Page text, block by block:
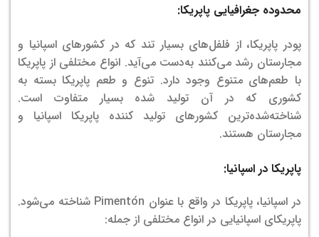
محدوده جغرافیایی پاپریکا:
پودر پاپریکا، از فلفل‌های بسیار تند که در کشورهای اسپانیا و
مجارستان رشد می‌کنند به‌دست می‌آید. انواع مختلفی از پاپریکا
با طعم‌های متنوع وجود دارد. تنوع و طعم پاپریکا بسته به
کشوری که در آن تولید شده بسیار متفاوت است.
شناخته‌شده‌ترین کشورهای تولید کننده پاپریکا اسپانیا و
مجارستان هستند.
پاپریکا در اسپانیا:
در اسپانیا، پاپریکا در واقع با عنوان Pimentón شناخته می‌شود.
پاپریکای اسپانیایی در انواع مختلفی از جمله: